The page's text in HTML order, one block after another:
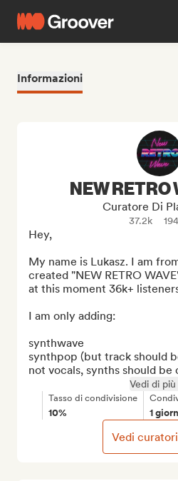
Informazioni
NEW RETRO
Curatore Di
37.2k 194
Hey,
My name is Lukasz. I am
created "NEW RETRO
at this moment 36k+
I am only adding:
synthwave
synthpop (but track should
not vocals, synths should be
Vedi di più
Tasso di condivisione
10% 1
Vedi